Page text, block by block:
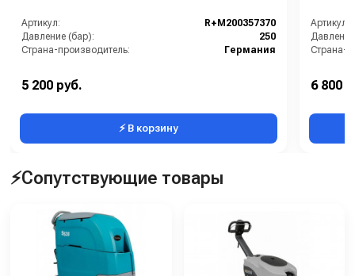
Артикул:
R+M200357370
Давление (бар):
250
Страна-производитель:
Германия
5 200 руб.
⚡ В корзину
Артикул:
Страна-
6 800
⚡Сопутствующие товары